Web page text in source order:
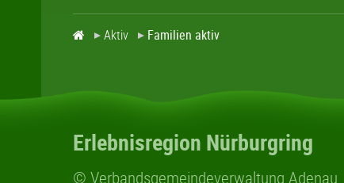
Aktiv Familien aktiv
Erlebnisregion Nürburgring
© Verbandsgemeindeverwaltung Adenau